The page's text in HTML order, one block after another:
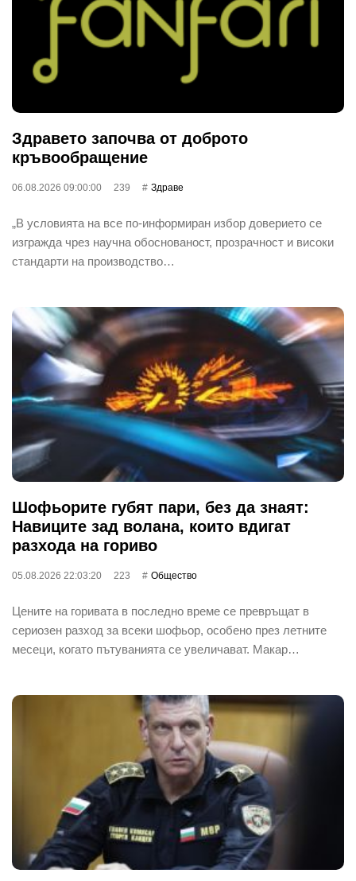
Здравето започва от доброто
кръвообращение
06.08.2026 09:00:00 239 Здраве
„В условията на все по-информиран избор доверието се
изгражда чрез научна обоснованост, прозрачност и високи
стандарти на производство…
Шофьорите губят пари, без да знаят:
Навиците зад волана, които вдигат
разхода на гориво
05.08.2026 22:03:20 223 Общество
Цените на горивата в последно време се превръщат в
сериозен разход за всеки шофьор, особено през летните
месеци, когато пътуванията се увеличават. Макар…